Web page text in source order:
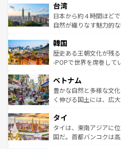
ならではの贅沢な旅のスタイルだ。 な
情報はコンテンツ一覧
れるおもてなしの心で
人々、おいしいローカ
ク、伝統的なフラダン
ワイを、存分に味わってほしい。 なお、新
はコンテンツ一覧を参
リアリーフや大陸中央
ク）、タスマニアの美
ど、見どころがたくさ
いる。アクティビティ
ビング、ハイキングな
い。オーストラリアの
参照してほしい。
台湾
日本から約４時間ほど
自然が織りなす魅力的
ン）、静ひつな山岳地
と山間の静けさが共存
驚きをもたらしてくれ
容にもいいと評判のス
が味わえる。 な
照してほしい。
韓国
歴史ある王朝文化が残
-POPで世界を席巻して
き、地方に足を延ばせ
できる。そして、キム
まで、さまざまな韓国
リティに包まれながら
わっ
覧を参照してほしい。
ベトナム
豊かな自然と多様な文
く伸びる国土には、広
急速な発展と共に伝統
ーチミン市のフランス
醸し出している。また
タイ
タイは、東南アジアに
国だ。首都バンコクは